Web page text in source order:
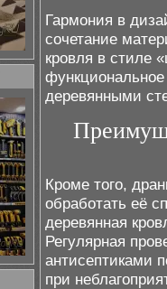
Гармония в
сочетание
кровля в стиле
деревянными
Кроме того,
обработать её
деревянная
Регулярная
антисептиками
при